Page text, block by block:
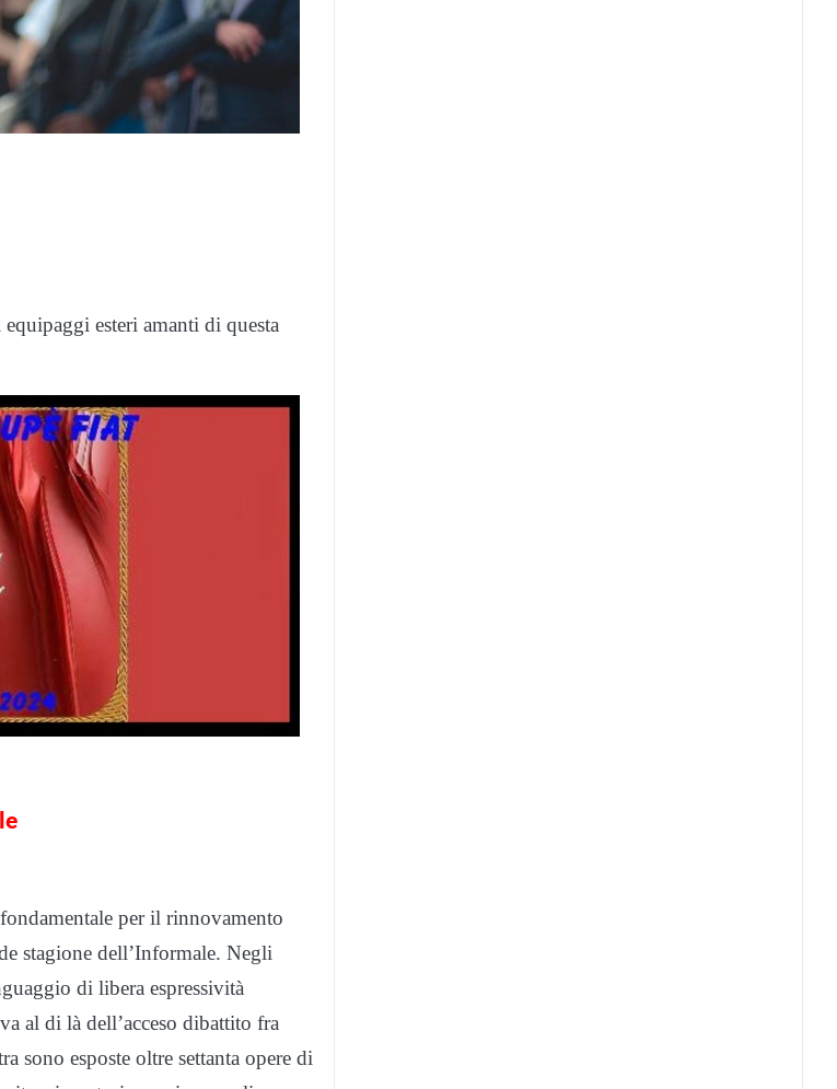
esteri amanti di questa
per il rinnovamento
stagione dell’Informale. Negli
di libera espressività
al di là dell’acceso dibattito fra
sono esposte oltre settanta opere di